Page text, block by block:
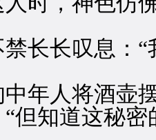
长叹息：“
人将酒壶摆
知道这秘密